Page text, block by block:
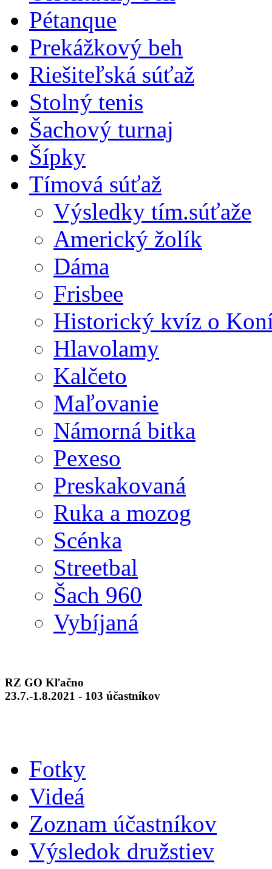
Pétanque
Prekážkový beh
Riešiteľská súťaž
Stolný tenis
Šachový turnaj
Šípky
Tímová súťaž
Výsledky tím.súťaže
Americký žolík
Dáma
Frisbee
Historický kvíz o
Hlavolamy
Kalčeto
Maľovanie
Námorná bitka
Pexeso
Preskakovaná
Ruka a mozog
Scénka
Streetbal
Šach 960
Vybíjaná
RZ GO Kľačno
23.7.-1.8.2021 - 103 účastníkov
Fotky
Videá
Zoznam účastníkov
Výsledok družstiev